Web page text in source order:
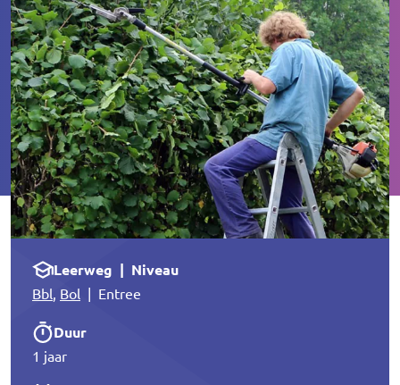
Leerweg | Niveau
Bbl, Bol | Entree
Duur
1 jaar